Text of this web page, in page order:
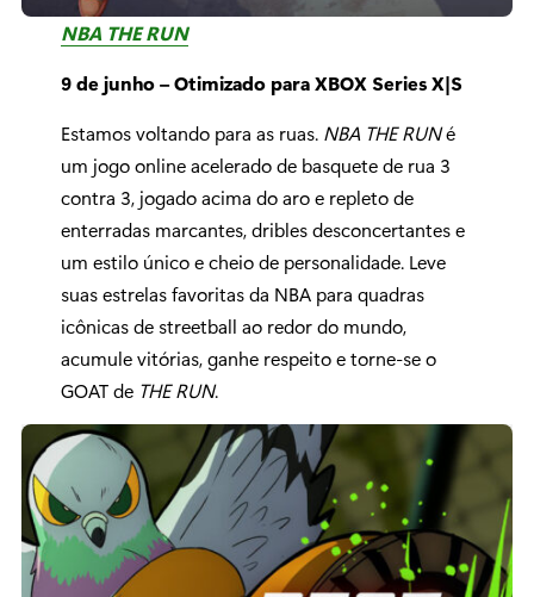
NBA THE RUN
9 de junho – Otimizado para XBOX Series X|S
Estamos voltando para as ruas. NBA THE RUNé
um jogo online acelerado de basquete de rua 3
contra 3, jogado acima do aro e repleto de
enterradas marcantes, dribles desconcertantes e
um estilo único e cheio de personalidade. Leve
suas estrelas favoritas da NBA para quadras
icônicas de streetball ao redor do mundo,
acumule vitórias, ganhe respeito e torne-se o
GOAT de THE RUN.